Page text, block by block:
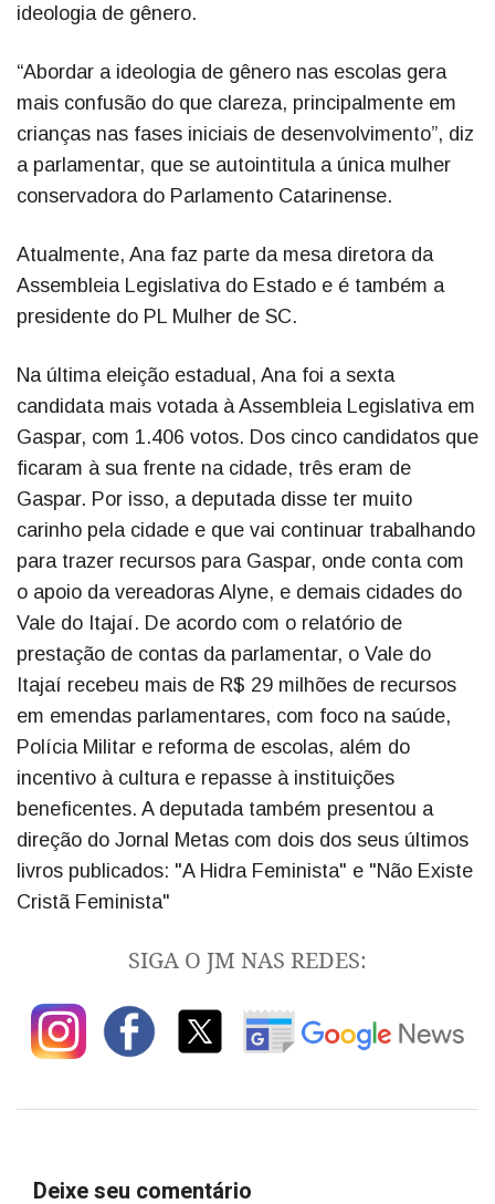
ideologia de gênero.
“Abordar a ideologia de gênero nas escolas gera
mais confusão do que clareza, principalmente em
crianças nas fases iniciais de desenvolvimento”, diz
a parlamentar, que se autointitula a única mulher
conservadora do Parlamento Catarinense.
Atualmente, Ana faz parte da mesa diretora da
Assembleia Legislativa do Estado e é também a
presidente do PL Mulher de SC.
Na última eleição estadual, Ana foi a sexta
candidata mais votada à Assembleia Legislativa em
Gaspar, com 1.406 votos. Dos cinco candidatos que
ficaram à sua frente na cidade, três eram de
Gaspar. Por isso, a deputada disse ter muito
carinho pela cidade e que vai continuar trabalhando
para trazer recursos para Gaspar, onde conta com
o apoio da vereadoras Alyne, e demais cidades do
Vale do Itajaí. De acordo com o relatório de
prestação de contas da parlamentar, o Vale do
Itajaí recebeu mais de R$ 29 milhões de recursos
em emendas parlamentares, com foco na saúde,
Polícia Militar e reforma de escolas, além do
incentivo à cultura e repasse à instituições
beneficentes. A deputada também presentou a
direção do Jornal Metas com dois dos seus últimos
livros publicados: "A Hidra Feminista" e "Não Existe
Cristã Feminista"
SIGA O JM NAS REDES:
Deixe seu comentário